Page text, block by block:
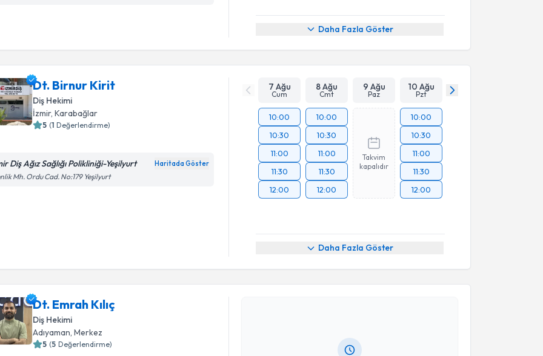
Daha Fazla Göster
Dt. Birnur Kirit
Diş Hekimi
İzmir, Karabağlar
5 (1 Değerlendirme)
Diş Ağız Sağlığı Polikliniği-Yeşilyurt Haritada Göster
Mh. Ordu Cad. No:179 Yeşilyurt
7 Ağu
Cum
8 Ağu
Cmt
9 Ağu
Paz
10 Ağu
Pzt
10:00
10:30
11:00
11:30
12:00
10:00
10:30
11:00
11:30
12:00
Takvim
kapalıdır
10:00
10:30
11:00
11:30
12:00
Daha Fazla Göster
Dt. Emrah Kılıç
Diş Hekimi
Adıyaman , Merkez
5 (5 Değerlendirme)